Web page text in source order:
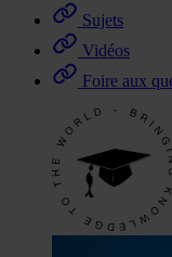
Sujets
Vidéos
Foire aux